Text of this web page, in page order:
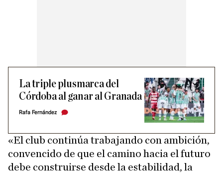
La triple plusmarca del
Córdoba al ganar al Granada
Rafa Fernández
«El club continúa trabajando con ambición,
convencido de que el camino hacia el futuro
debe construirse desde la estabilidad, la